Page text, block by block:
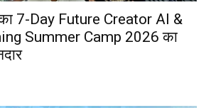
का 7-Day Future Creator AI &
Summer Camp 2026 का